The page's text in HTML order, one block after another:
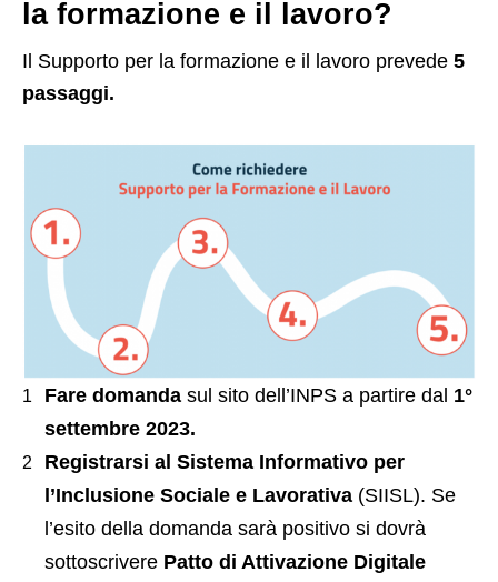
la formazione e il lavoro?
Il Supporto per la formazione e il lavoro prevede 5
passaggi.
Fare domanda sul sito dell’INPS a partire dal 1°
settembre 2023.
Registrarsi al Sistema Informativo per
l’Inclusione Sociale e Lavorativa (SIISL). Se
l’esito della domanda sarà positivo si dovrà
sottoscrivere Patto di Attivazione Digitale